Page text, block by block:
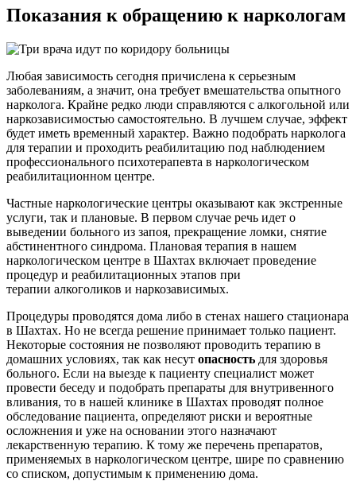
Показания к обращению к наркологам
Любая зависимость сегодня причислена к серьезным
заболеваниям, а значит, она требует вмешательства опытного
нарколога. Крайне редко люди справляются с алкогольной или
наркозависимостью самостоятельно. В лучшем случае, эффект
будет иметь временный характер. Важно подобрать нарколога
для терапии и проходить реабилитацию под наблюдением
профессионального психотерапевта в наркологическом
реабилитационном центре.
Частные наркологические центры оказывают как экстренные
услуги, так и плановые. В первом случае речь идет о
выведении больного из запоя, прекращение ломки, снятие
абстинентного синдрома. Плановая терапия в нашем
наркологическом центре в Шахтах включает проведение
процедур и реабилитационных этапов при
терапии алкоголиков и наркозависимых.
Процедуры проводятся дома либо в стенах нашего стационара
в Шахтах. Но не всегда решение принимает только пациент.
Некоторые состояния не позволяют проводить терапию в
домашних условиях, так как несут опасность для здоровья
больного. Если на выезде к пациенту специалист может
провести беседу и подобрать препараты для внутривенного
вливания, то в нашей клинике в Шахтах проводят полное
обследование пациента, определяют риски и вероятные
осложнения и уже на основании этого назначают
лекарственную терапию. К тому же перечень препаратов,
применяемых в наркологическом центре, шире по сравнению
со списком, допустимым к применению дома.